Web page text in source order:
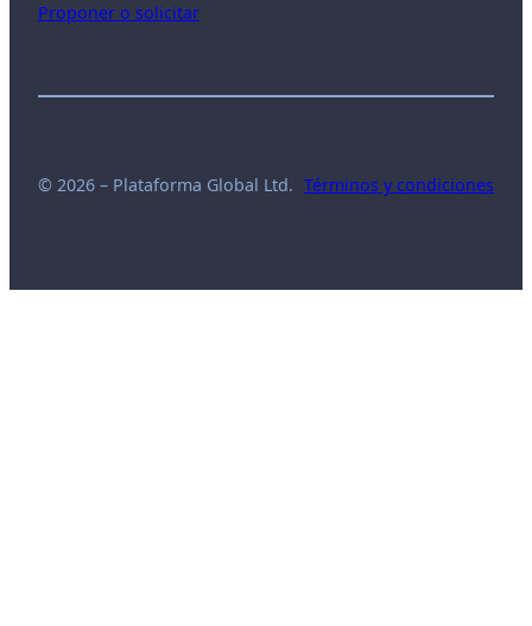
Proponer o solicitar
© 2026 – Plataforma Global Ltd. Términos y condiciones